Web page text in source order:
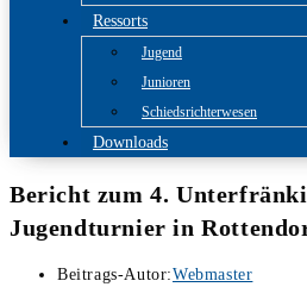
Ressorts
Jugend
Junioren
Schiedsrichterwesen
Downloads
Bericht zum 4.
Jugendturnier in
Beitrags-Autor:Webmaster